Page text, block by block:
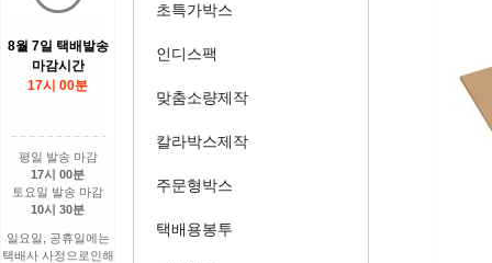
8월 7일 택배발송
마감시간
17시 00분
평일 발송 마감
17시 00분
토요일 발송 마감
10시 30분
일요일, 공휴일에는
택배사 사정으로인해
초특가박스
인디스팩
맞춤소량제작
칼라박스제작
주문형박스
택배용봉투